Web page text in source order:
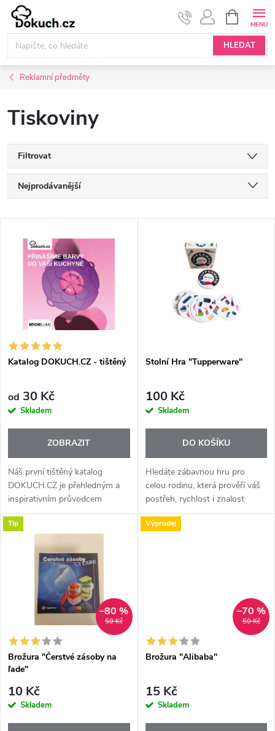
Přejít
obsah
HLEDAT
NÁKUPNÍ
KOŠÍK
Reklamní předměty
Tiskoviny
Filtrovat
Ř
a
í
p
r
o
d
u
k
Nejprodávanější
Nejdražší
Abecedně
V
s
p
r
d
u
k
Katalog DOKUCH.CZ - tištěný
od 30 Kč
Skladem
ZOBRAZIT
Náš první tištěný katalog
DOKUCH.CZ je přehledným a
inspirativním průvodcem
sortimentem, který nabízíme na
našem e-shopu. Slouží nejen
zákazníky, ale...
Stolní Hra "Tupperware"
100 Kč
Skladem
DO KOŠÍKU
Hledáte zábavnou hru pro
celou rodinu, která prověří váš
postřeh, rychlost i znalost
legendárních výrobků
Tupperware? Stolní hra
Tip
50 Kč
–80 %
Brožura "Čerstvé zásoby na
ľade"
10 Kč
Skladem
Výprodej
50 Kč
–70 %
Brožura "Alibaba"
15 Kč
Skladem